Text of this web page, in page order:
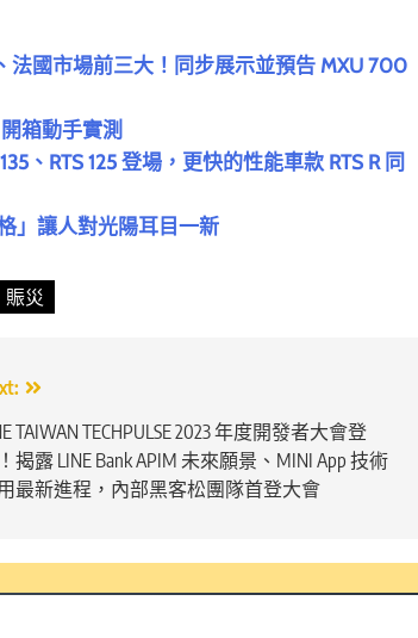
法國市場前三大！同步展示並預告 MXU 700
箱動手實測
、RTS 125 登場，更快的性能車款 RTS R 同
」讓人對光陽耳目一新
賑災
TAIWAN TECHPULSE 2023 年度開發者大會登
揭露 LINE Bank APIM 未來願景、MINI App 技術
最新進程，內部黑客松團隊首登大會